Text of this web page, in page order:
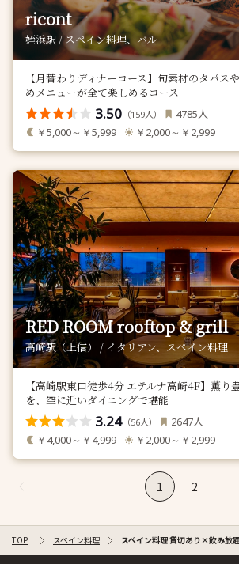
ricont
姪浜駅 / スペイン料理、バル
【月替わりディナーコース】旬素材のタパス
めメニューが全て楽しめるコース
3.50 （159人） 4785人
￥5,000～￥5,999 ￥2,000～￥2,999
RED ROOM rooftop & grill
高崎駅（上信） / イタリアン、スペイン料理
【高崎駅東口徒歩4分 エテルナ高崎4F】薫り
を、空に近いダイニングで堪能
3.24（56人） 2647人
￥4,000～￥4,999 ￥2,000～￥2,999
1 2
TOP スペイン料理 スペイン料理 貸切あり×飲み放